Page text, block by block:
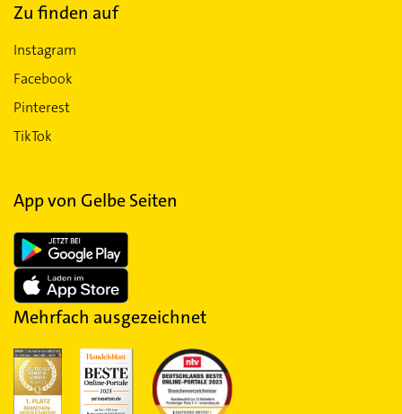
Zu finden auf
Instagram
Facebook
Pinterest
TikTok
App von Gelbe Seiten
Mehrfach ausgezeichnet